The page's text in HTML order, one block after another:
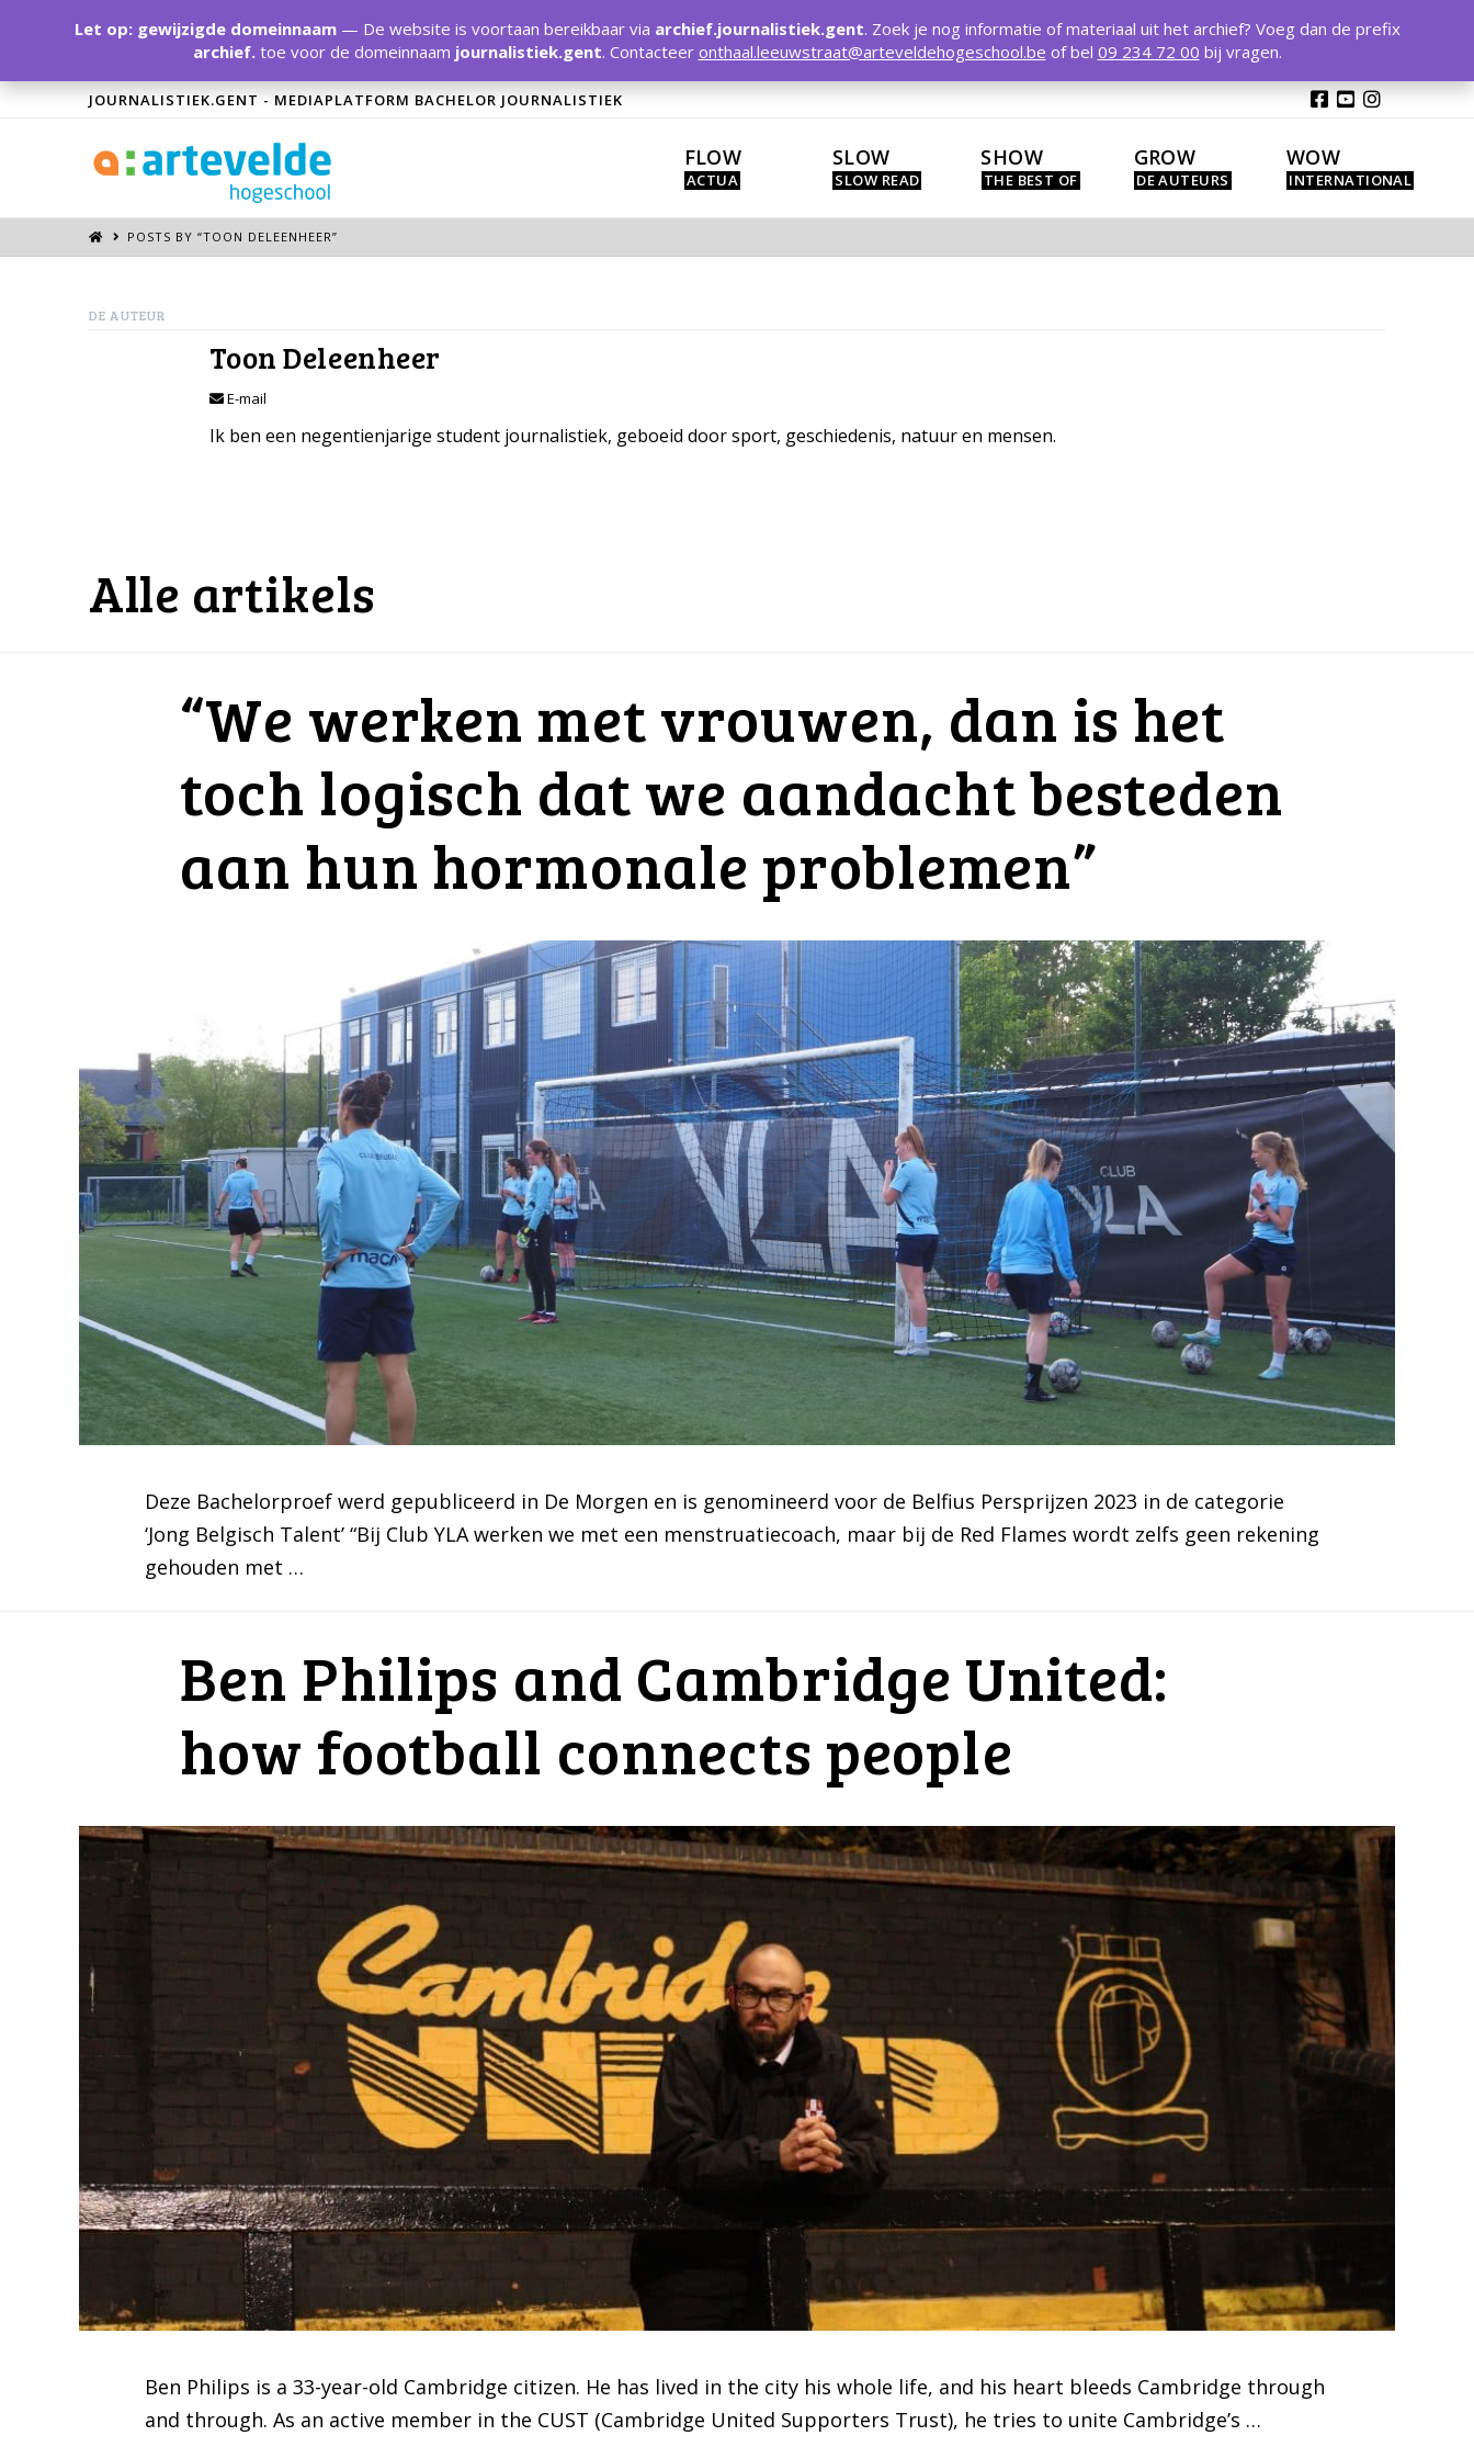
JOURNALISTIEK.GENT - MEDIAPLATFORM BACHELOR JOURNALISTIEK
FLOW SLOW SHOW GROW WOW
POSTS BY “TOON DELEENHEER”
DE AUTEUR
Toon Deleenheer
E-mail
Ik ben een negentienjarige student journalistiek, geboeid door sport, geschiedenis, natuur en mensen.
Alle artikels
“We werken met vrouwen, dan is het
toch logisch dat we aandacht besteden
aan hun hormonale problemen”
Deze Bachelorproef werd gepubliceerd in De Morgen en is genomineerd voor de Belfius Persprijzen 2023 in de categorie
‘Jong Belgisch Talent’ “Bij Club YLA werken we met een menstruatiecoach, maar bij de Red Flames wordt zelfs geen rekening
gehouden met …
Ben Philips and Cambridge United:
how football connects people
Ben Philips is a 33-year-old Cambridge citizen. He has lived in the city his whole life, and his heart bleeds Cambridge through
and through. As an active member in the CUST (Cambridge United Supporters Trust), he tries to unite Cambridge’s …
Let op: gewijzigde domeinnaam— De website is voortaan bereikbaar via archief.journalistiek.gent. Zoek je nog informatie of materiaal uit het archief? Voeg dan de prefix
archief.toe voor de domeinnaam journalistiek.gent. Contacteer onthaal.leeuwstraat@arteveldehogeschool.be of bel 09 234 72 00 bij vragen.